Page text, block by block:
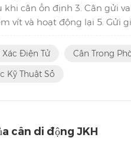
khi cân ổn định 3. Cân gửi
vít và hoạt động lại 5. Gửi
cảm biến lực điện từ loại
Điện Tử
Cân Trong
Kỹ Thuật Số
cân di động JKH